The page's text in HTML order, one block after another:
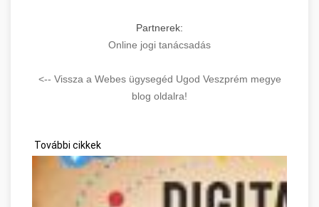
Partnerek:
Online jogi tanácsadás
<-- Vissza a Webes ügysegéd Ugod Veszprém megye
blog oldalra!
További cikkek